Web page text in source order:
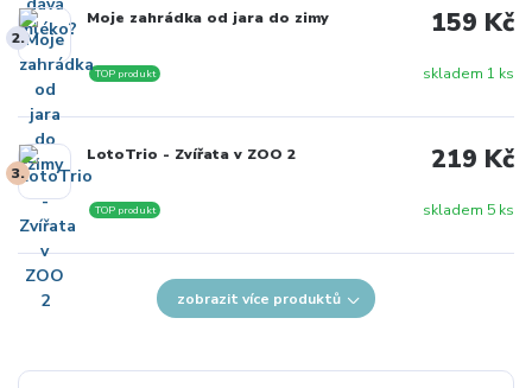
2.
Moje zahrádka od jara do zimy
skladem 1 ks
TOP produkt
159 Kč
3.
LotoTrio - Zvířata v ZOO 2
skladem 5 ks
TOP produkt
219 Kč
zobrazit více produktů